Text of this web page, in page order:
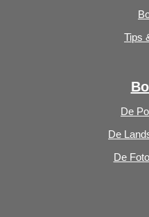
Tips
De
De
De